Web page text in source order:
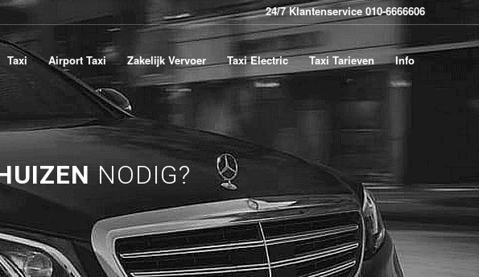
24/7 Klantenservice 010-6666606
Taxi Airport Taxi Zakelijk Vervoer Taxi Electric Taxi Tarieven Info
NODIG?